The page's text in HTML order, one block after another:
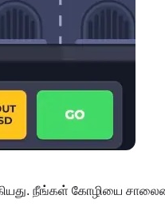
நீங்கள் கோழியை